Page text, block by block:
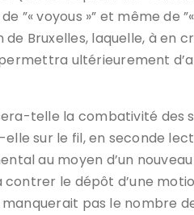
”« voyous »” et même de
Bruxelles, laquelle, à en
ultérieurement
telle la combativité des
sur le fil, en seconde
au moyen d’un
le dépôt d’une
pas le nombre